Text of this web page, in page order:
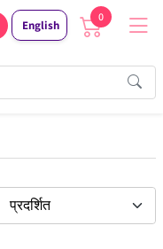
English
0